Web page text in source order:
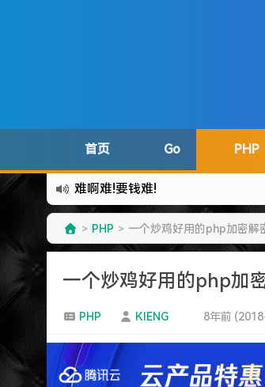
首页 Go PHP
难啊难!要钱难!
更新到WordPress5.6啦
有点伤心了,今年净遇到王某海这
七牛的JS SDK 的文档真坑啊.
蓝奏云分享部分地区无法访问
遇见一个沙雕汽车人.
2022-09-04被罚款200元记6分.
> PHP > 一个炒鸡好用的php加密解
一个炒鸡好用的php加
PHP KIENG 8年前